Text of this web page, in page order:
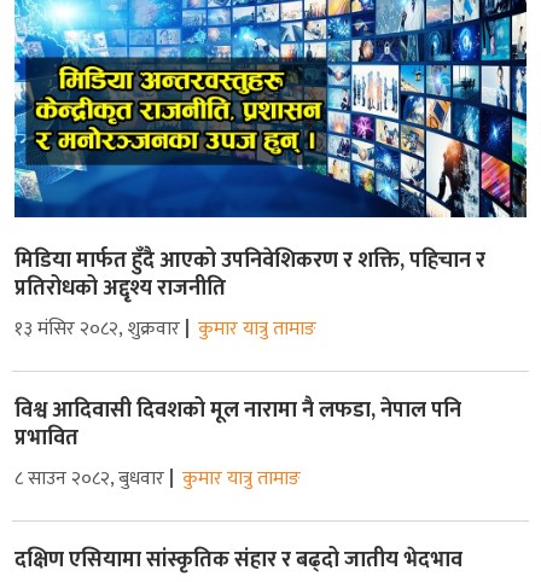
मिडिया मार्फत हुँदै आएको उपनिवेशिकरण र शक्ति, पहिचान र
प्रतिरोधको अद्दृश्य राजनीति
१३ मंसिर २०८२, शुक्रवार कुमार यात्रु तामाङ
विश्व आदिवासी दिवशको मूल नारामा नै लफडा, नेपाल पनि
प्रभावित
८ साउन २०८२, बुधवार कुमार यात्रु तामाङ
दक्षिण एसियामा सांस्कृतिक संहार र बढ्दो जातीय भेदभाव